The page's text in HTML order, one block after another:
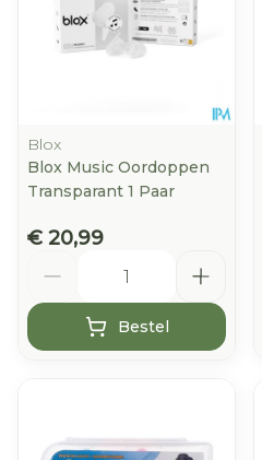
Blox
Blox Music Oordoppen
Transparant 1 Paar
€ 20,99
Bestel